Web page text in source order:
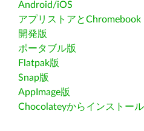
Android/iOS
アプリストアとChromebook
開発版
ポータブル版
Flatpak版
Snap版
AppImage版
Chocolateyからインストール